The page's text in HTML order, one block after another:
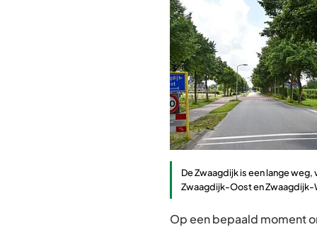
De Zwaagdijk is een lange
Zwaagdijk-Oost en Zwaagdijk-
Op een bepaald moment